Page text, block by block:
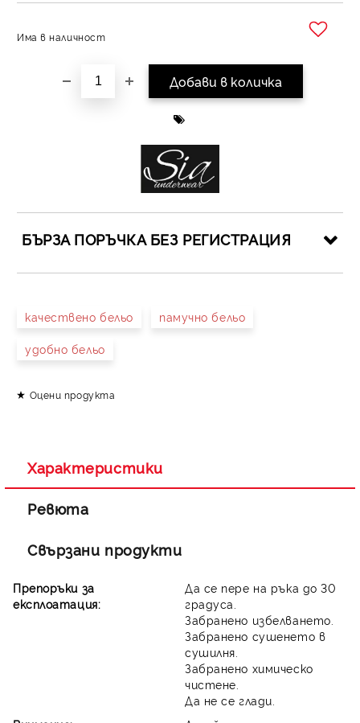
Има в наличност
БЪРЗА ПОРЪЧКА БЕЗ РЕГИСТРАЦИЯ
качествено бельо памучно бельо
удобно бельо
Оцени продукта
Характеристики
Ревюта
Свързани продукти
Препоръки за
експлоатация:
Да се пере на ръка до 30
градуса.
Забранено избелването.
Забранено сушенето в
сушилня.
Забранено химическо
чистене.
Да не се глади.